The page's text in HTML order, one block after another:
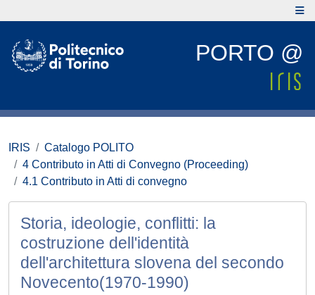
PORTO @
IRIS
Catalogo POLITO
4 Contributo in Atti di Convegno (Proceeding)
4.1 Contributo in Atti di convegno
Storia, ideologie, conflitti: la
costruzione dell'identità
dell'architettura slovena del secondo
Novecento(1970-1990)